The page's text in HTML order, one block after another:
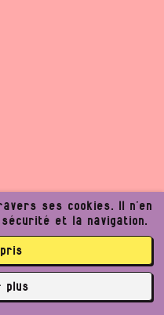
ses cookies. Il n’en
et la navigation.
plus